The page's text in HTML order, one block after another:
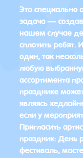
Это специально
задача —
нашем случае
сплотить
один, так
любую
ассортимента
празднике
являясь
если у
Пригласить
праздник: День
фестиваль,